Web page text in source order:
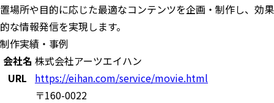
置場所や目的に応じた最適なコンテンツを企画・制作し、効果
的な情報発信を実現します。
制作実績・事例
会社名 株式会社アーツエイハン
URL
https://eihan.com/service/movie.html
〒160-0022